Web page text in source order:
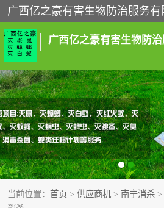
当前位置： 首页 > 供应商机 > 南宁消杀
南宁灭白蚁 南
南宁灭蟑螂 南
南宁除四害 南
南宁除虫公司